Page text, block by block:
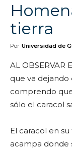
tierra
Por Universidad de
AL OBSERVAR
que va
comprendo
sólo el caracol
El caracol en
acampa donde